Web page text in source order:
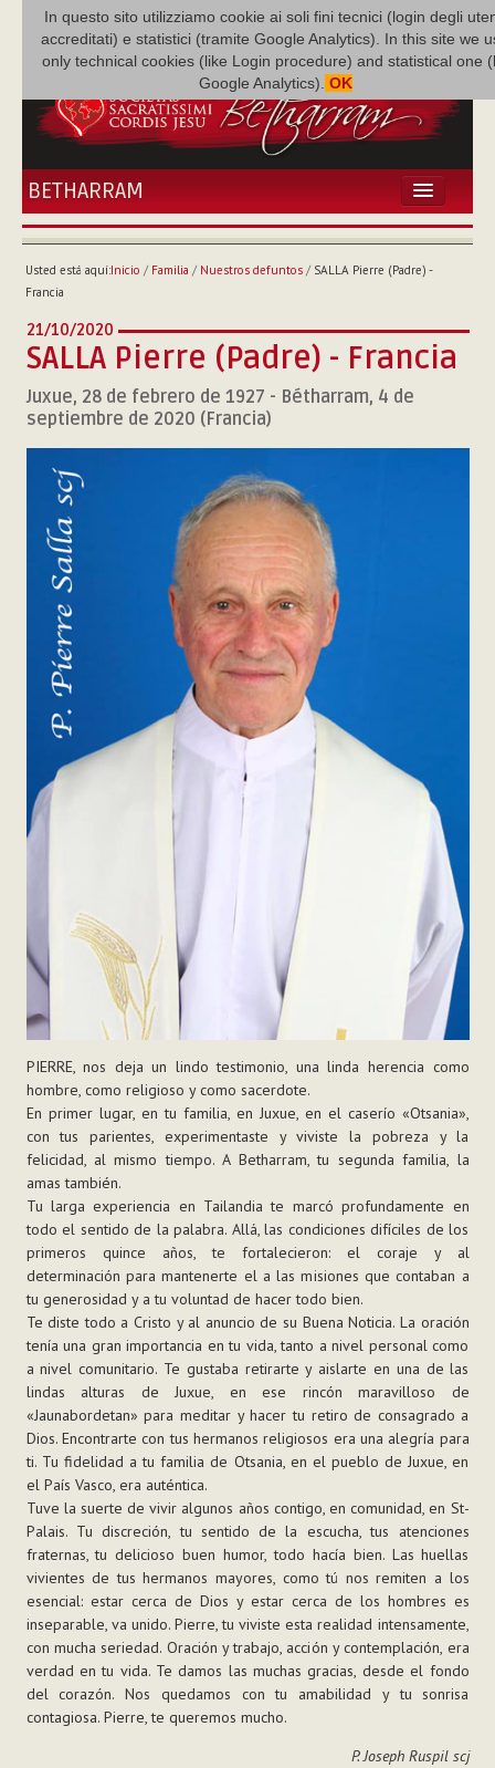
In questo sito utilizziamo cookie ai soli fini tecnici (login degli
accreditati) e statistici (tramite Google Analytics). In this site we
only technical cookies (like Login procedure) and statistical one
Google Analytics). OK
BETHARRAM
INICIO
BETHARRAM
MISIÓN
MULTIMEDIA
Usted está aquí:Inicio / Familia / Nuestros defuntos/ SALLA Pierre (Padre) -
Francia
21/10/2020
SALLA Pierre (Padre) - Francia
Juxue, 28 de febrero de 1927 - Bétharram, 4 de
septiembre de 2020 (Francia)
PIERRE, nos deja un lindo testimonio, una linda herencia como
hombre, como religioso y como sacerdote.
En primer lugar, en tu familia, en Juxue, en el caserío «Otsania»,
con tus parientes, experimentaste y viviste la pobreza y la
felicidad, al mismo tiempo. A Betharram, tu segunda familia, la
amas también.
Tu larga experiencia en Tailandia te marcó profundamente en
todo el sentido de la palabra. Allá, las condiciones difíciles de los
primeros quince años, te fortalecieron: el coraje y al
determinación para mantenerte el a las misiones que contaban a
tu generosidad y a tu voluntad de hacer todo bien.
Te diste todo a Cristo y al anuncio de su Buena Noticia. La oración
tenía una gran importancia en tu vida, tanto a nivel personal como
a nivel comunitario. Te gustaba retirarte y aislarte en una de las
lindas alturas de Juxue, en ese rincón maravilloso de
«Jaunabordetan» para meditar y hacer tu retiro de consagrado a
Dios. Encontrarte con tus hermanos religiosos era una alegría para
ti. Tu fidelidad a tu familia de Otsania, en el pueblo de Juxue, en
el País Vasco, era auténtica.
Tuve la suerte de vivir algunos años contigo, en comunidad, en St-
Palais. Tu discreción, tu sentido de la escucha, tus atenciones
fraternas, tu delicioso buen humor, todo hacía bien. Las huellas
vivientes de tus hermanos mayores, como tú nos remiten a los
esencial: estar cerca de Dios y estar cerca de los hombres es
inseparable, va unido. Pierre, tu viviste esta realidad intensamente,
con mucha seriedad. Oración y trabajo, acción y contemplación, era
verdad en tu vida. Te damos las muchas gracias, desde el fondo
del corazón. Nos quedamos con tu amabilidad y tu sonrisa
contagiosa. Pierre, te queremos mucho.
P. Joseph Ruspil scj